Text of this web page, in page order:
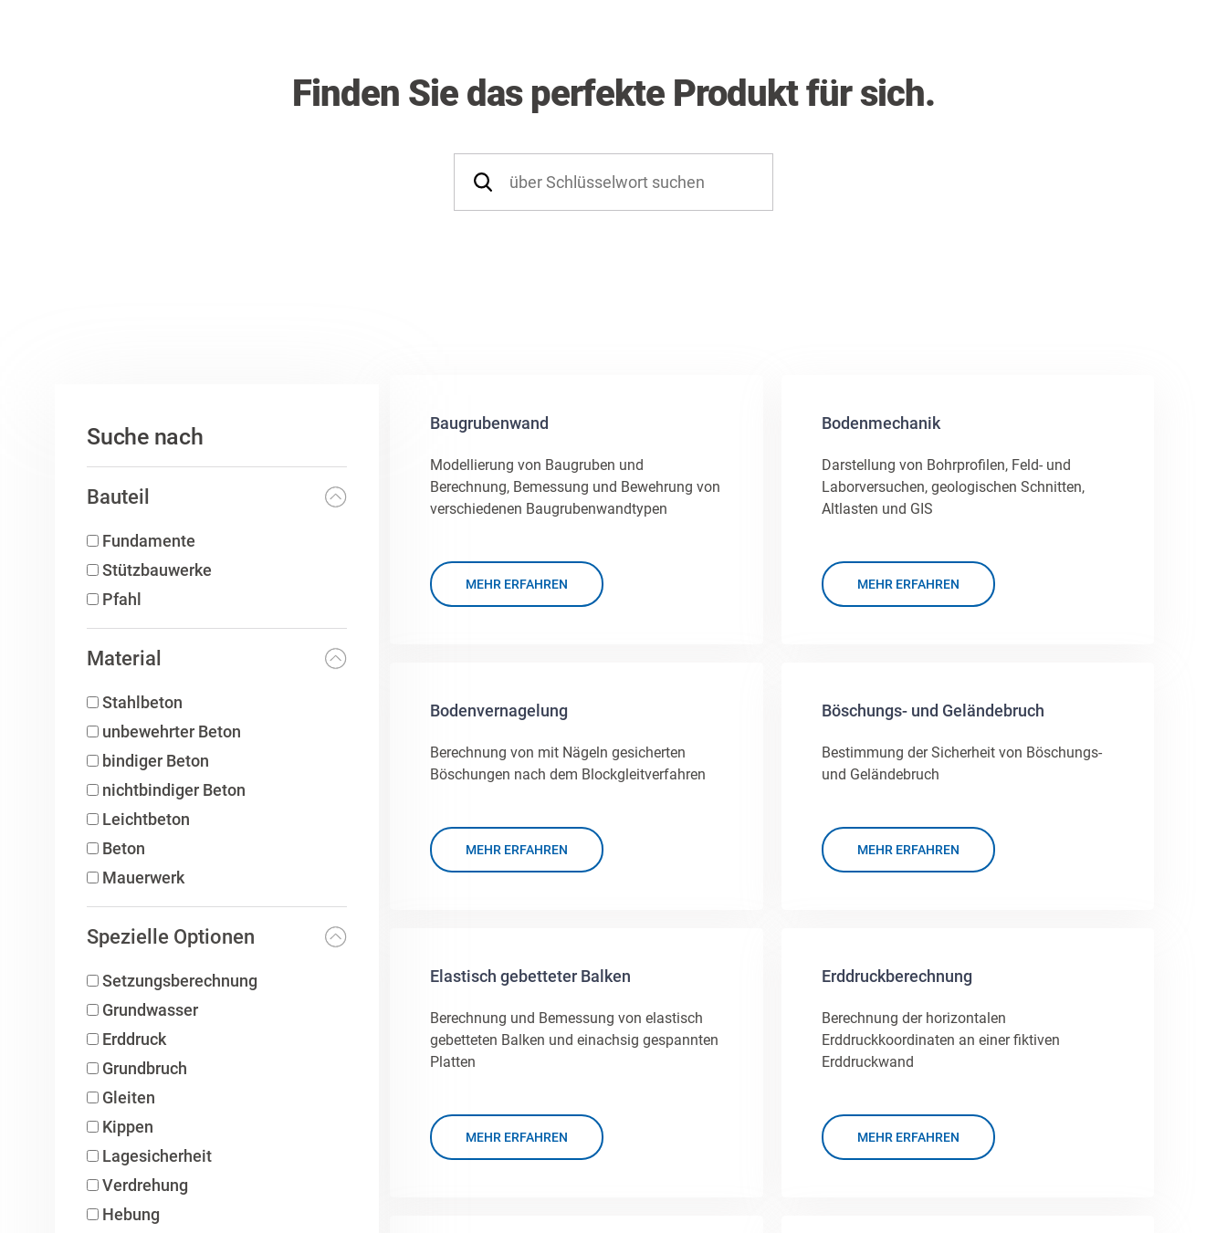
Finden Sie das perfekte Produkt für sich.
Suche nach
Bauteil
Fundamente
Stützbauwerke
Pfahl
Material
Stahlbeton
unbewehrter Beton
bindiger Beton
nichtbindiger Beton
Leichtbeton
Beton
Mauerwerk
Spezielle Optionen
Setzungsberechnung
Grundwasser
Erddruck
Grundbruch
Gleiten
Kippen
Lagesicherheit
Verdrehung
Hebung
Baugrubenwand
Modellierung von Baugruben und
Berechnung, Bemessung und Bewehrung von
verschiedenen Baugrubenwandtypen
MEHR ERFAHREN
Bodenmechanik
Darstellung von Bohrprofilen, Feld- und
Laborversuchen, geologischen Schnitten,
Altlasten und GIS
MEHR ERFAHREN
Bodenvernagelung
Berechnung von mit Nägeln gesicherten
Böschungen nach dem Blockgleitverfahren
MEHR ERFAHREN
Böschungs- und Geländebruch
Bestimmung der Sicherheit von Böschungs-
und Geländebruch
MEHR ERFAHREN
Elastisch gebetteter Balken
Berechnung und Bemessung von elastisch
gebetteten Balken und einachsig gespannten
Platten
MEHR ERFAHREN
Erddruckberechnung
Berechnung der horizontalen
Erddruckkoordinaten an einer fiktiven
Erddruckwand
MEHR ERFAHREN